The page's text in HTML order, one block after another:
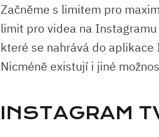
Začněme s limitem pro
limit pro videa na
které se nahrává do
Nicméně existují i jiné
INSTAGRAM